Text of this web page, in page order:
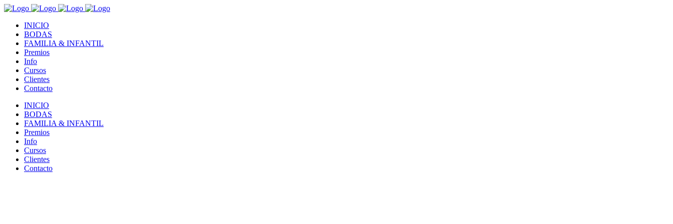
INICIO
BODAS
FAMILIA & INFANTIL
Premios
Info
Cursos
Clientes
Contacto
INICIO
BODAS
FAMILIA & INFANTIL
Premios
Info
Cursos
Clientes
Contacto